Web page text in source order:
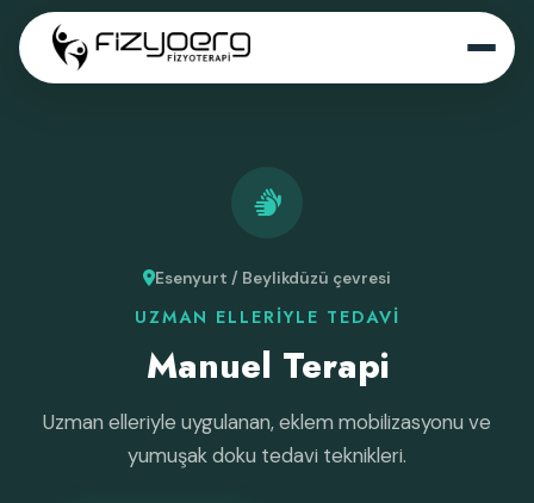
Esenyurt / Beylikdüzü çevresi
UZMAN ELLERIYLE TEDAVI
Manuel Terapi
Uzman elleriyle uygulanan, eklem mobilizasyonu ve
yumuşak doku tedavi teknikleri.